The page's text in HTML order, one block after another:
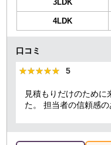
3LDK
4LDK
口コミ
★★★★★
★★★★★ 5
見積もりだけのために
た。 担当者の信頼感
せることで、結果的